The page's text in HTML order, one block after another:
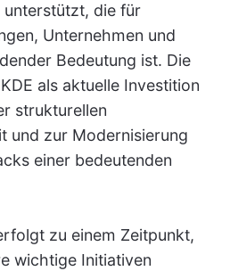
die für
Unternehmen und
Bedeutung ist. Die
als aktuelle Investition
strukturellen
und zur Modernisierung
einer bedeutenden
zu einem Zeitpunkt,
wichtige Initiativen